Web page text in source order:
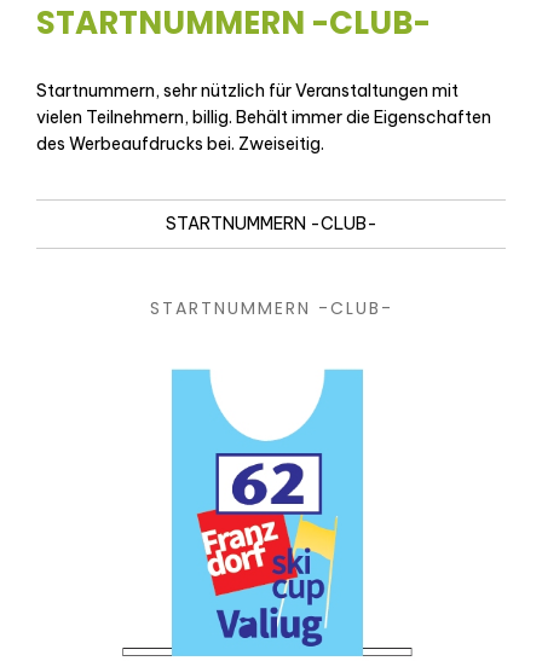
STARTNUMMERN -CLUB-
Startnummern, sehr nützlich für Veranstaltungen mit
vielen Teilnehmern, billig. Behält immer die Eigenschaften
des Werbeaufdrucks bei. Zweiseitig.
STARTNUMMERN -CLUB-
STARTNUMMERN -CLUB-